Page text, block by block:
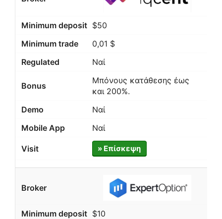
$50
0,01 $
Ναί
Μπόνους κατάθεσης έως
και 200%.
Ναί
Ναί
» Επίσκεψη
$10